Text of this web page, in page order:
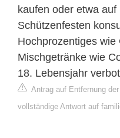
kaufen oder etwa auf
Schützenfesten
Hochprozentiges
Mischgetränke wie
18. Lebensjahr
Antrag auf Entfernung
vollständige Antwort auf